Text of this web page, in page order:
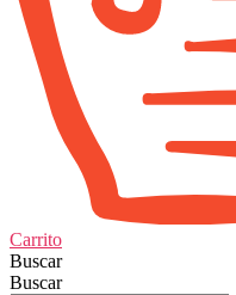
Carrito
Buscar
Buscar